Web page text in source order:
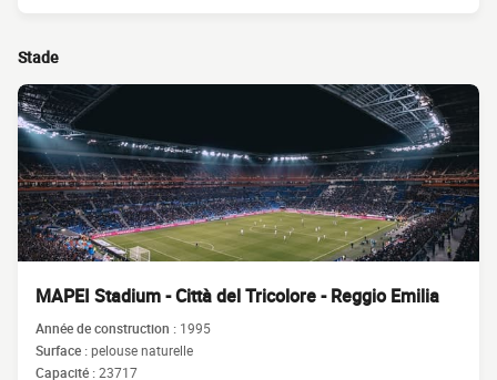
Stade
MAPEI Stadium - Città del Tricolore - Reggio Emilia
Année de construction : 1995
Surface :pelouse naturelle
Capacité :23717